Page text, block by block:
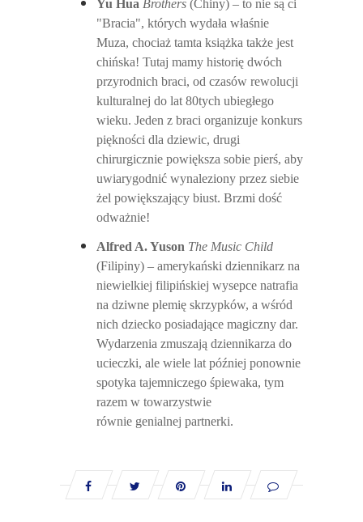
Yu Hua Brothers (Chiny) – to nie są ci
"Bracia", których wydała właśnie
Muza, chociaż tamta książka także jest
chińska! Tutaj mamy historię dwóch
przyrodnich braci, od czasów rewolucji
kulturalnej do lat 80tych ubiegłego
wieku. Jeden z braci organizuje konkurs
piękności dla dziewic, drugi
chirurgicznie powiększa sobie pierś, aby
uwiarygodnić wynaleziony przez siebie
żel powiększający biust. Brzmi dość
odważnie!
Alfred A. Yuson The Music Child
(Filipiny) – amerykański dziennikarz na
niewielkiej filipińskiej wysepce natrafia
na dziwne plemię skrzypków, a wśród
nich dziecko posiadające magiczny dar.
Wydarzenia zmuszają dziennikarza do
ucieczki, ale wiele lat później ponownie
spotyka tajemniczego śpiewaka, tym
razem w towarzystwie
równie genialnej partnerki.